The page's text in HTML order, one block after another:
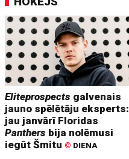
Eliteprospects galvenais
jauno spēlētāju eksperts:
jau janvārī Floridas
Panthers bija nolēmusi
iegūt Šmitu © DIENA